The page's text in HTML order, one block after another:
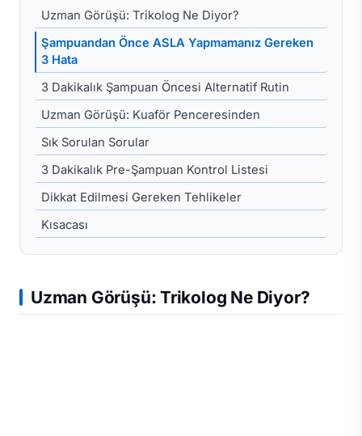
Uzman Görüşü: Trikolog Ne Diyor?
Şampuandan Önce ASLA Yapmamanız Gereken
3 Hata
3 Dakikalık Şampuan Öncesi Alternatif Rutin
Uzman Görüşü: Kuaför Penceresinden
Sık Sorulan Sorular
3 Dakikalık Pre-Şampuan Kontrol Listesi
Dikkat Edilmesi Gereken Tehlikeler
Kısacası
Uzman Görüşü: Trikolog Ne Diyor?